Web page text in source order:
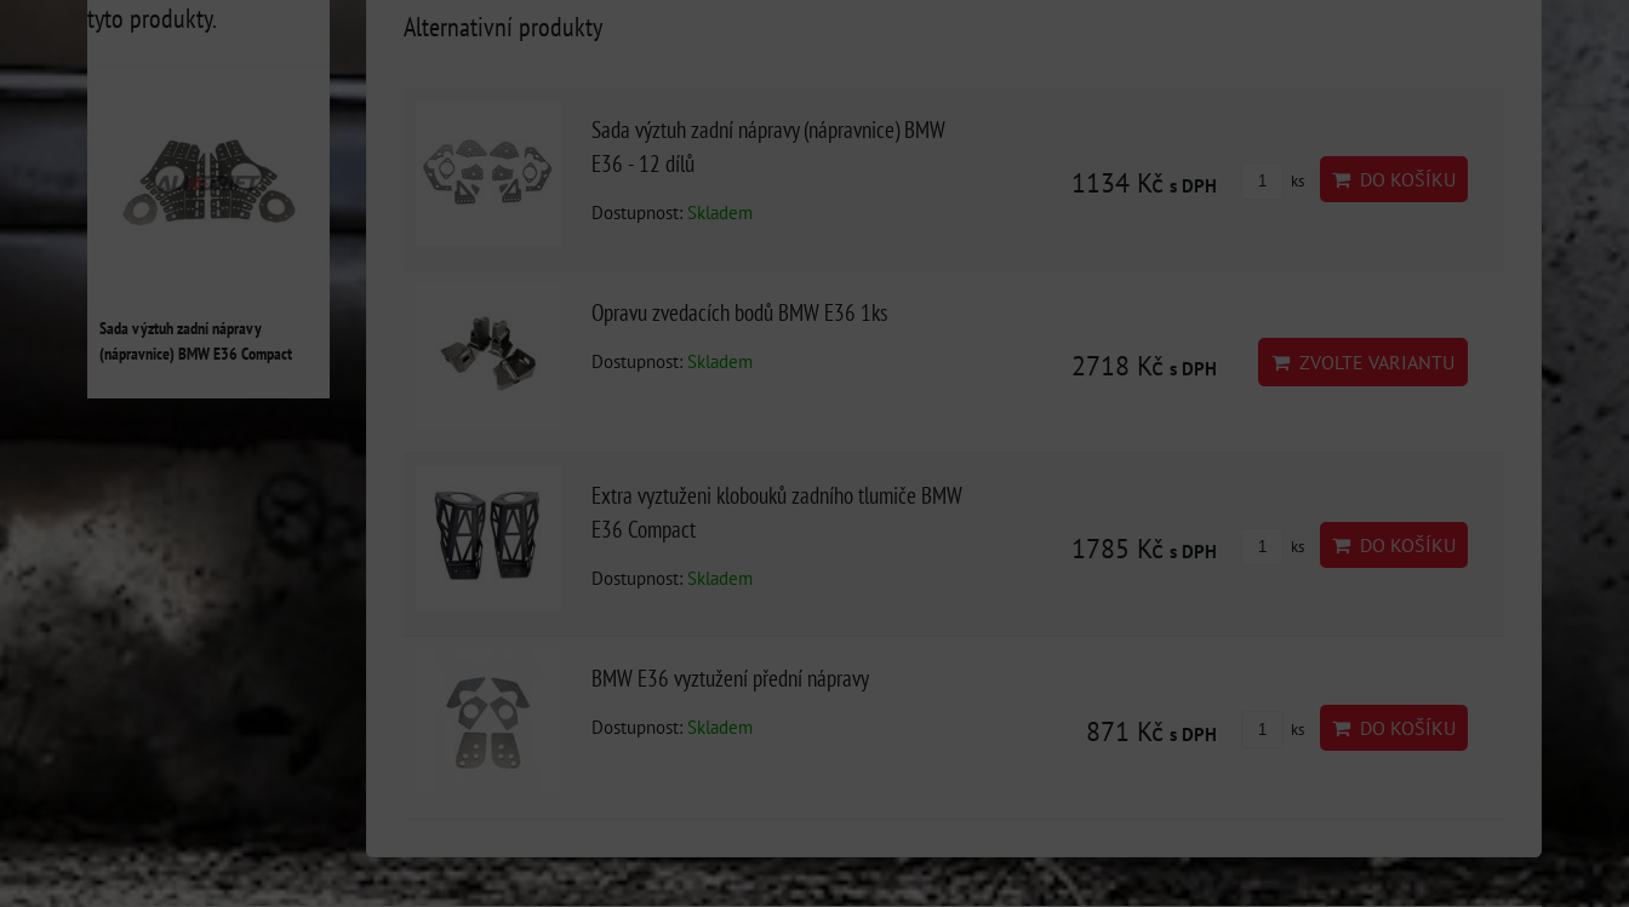
Alternativní produkty
Sada výztuh zadní nápravy (nápravnice) BMW
E36 - 12 dílů
Dostupnost: Skladem
1134 Kč s DPH ks DO KOŠÍKU
Opravu zvedacích bodů BMW E36 1ks
Dostupnost: Skladem 2718 Kč s DPH ZVOLTE VARIANTU
Extra vyztuženi klobouků zadního tlumiče BMW
E36 Compact
Dostupnost: Skladem
1785 Kč s DPH ks DO KOŠÍKU
BMW E36 vyztužení přední nápravy
Dostupnost: Skladem 871 Kč s DPH ks DO KOŠÍKU
tyto produkty.
Sada výztuh zadní nápravy
(nápravnice) BMW E36 Compact